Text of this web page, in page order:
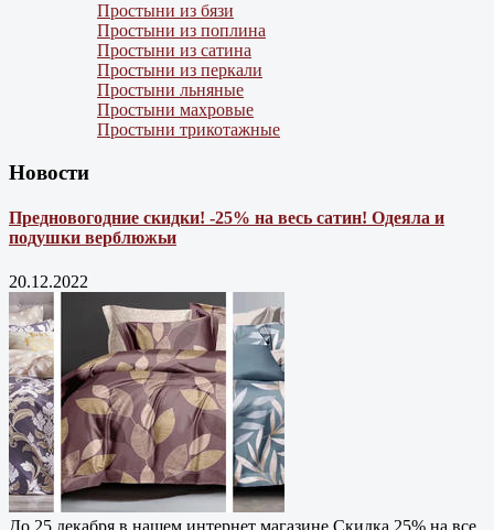
Простыни из бязи
Простыни из поплина
Простыни из сатина
Простыни из перкали
Простыни льняные
Простыни махровые
Простыни трикотажные
Новости
Предновогодние скидки! -25% на весь сатин! Одеяла и
подушки верблюжьи
20.12.2022
До 25 декабря в нашем интернет магазине Cкидка 25% на все